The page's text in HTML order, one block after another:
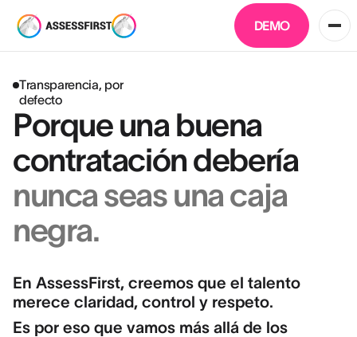
DEMO
Transparencia, por
defecto
Porque una buena
contratación debería
nunca seas una caja
negra.
En AssessFirst, creemos que el talento
merece claridad, control y respeto.
Es por eso que vamos más allá de los